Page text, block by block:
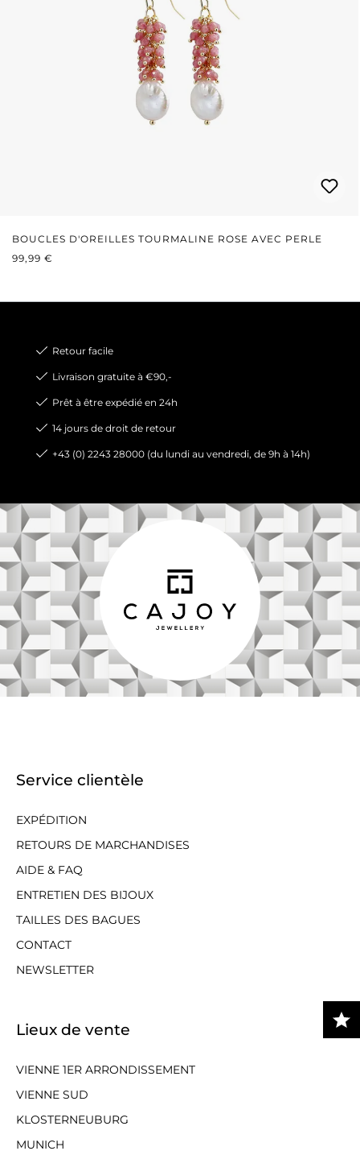
BOUCLES D'OREILLES TOURMALINE ROSE AVEC PERLE
PRIX RÉGULIER :
99,99 €
Retour facile
Livraison gratuite à €90,-
Prêt à être expédié en 24h
14 jours de droit de retour
+43 (0) 2243 28000 (du lundi au vendredi, de 9h à 14h)
Service clientèle
EXPÉDITION
RETOURS DE MARCHANDISES
AIDE & FAQ
ENTRETIEN DES BIJOUX
TAILLES DES BAGUES
CONTACT
NEWSLETTER
Lieux de vente
VIENNE 1ER ARRONDISSEMENT
VIENNE SUD
KLOSTERNEUBURG
MUNICH